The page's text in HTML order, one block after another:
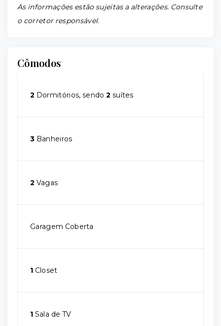
As informações estão sujeitas a alterações. Consulte
o corretor responsável.
Cômodos
2 Dormitórios, sendo2 suítes
3 Banheiros
2 Vagas
Garagem Coberta
1 Closet
1 Sala de TV